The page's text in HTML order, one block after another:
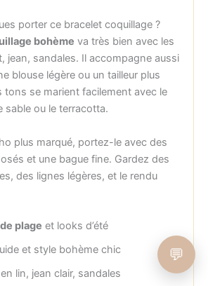
porter ce bracelet coquillage ?
bohème va très bien avec les
jean, sandales. Il accompagne aussi
blouse légère ou un tailleur plus
tons se marient facilement avec le
sable ou le terracotta.
plus marqué, portez-le avec des
et une bague fine. Gardez des
des lignes légères, et le rendu
plage et looks d’été
et style bohème chic
lin, jean clair, sandales
💬